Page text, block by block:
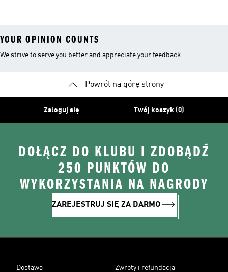
YOUR OPINION COUNTS
We strive to serve you better and appreciate your feedback
Powrót na górę strony
Zaloguj się Twój koszyk (0)
DOŁĄCZ DO KLUBU I ZDOBĄDŹ
250 PUNKTÓW DO
WYKORZYSTANIA NA NAGRODY
ZAREJESTRUJ SIĘ ZA DARMO
Dostawa Zwroty i refundacja